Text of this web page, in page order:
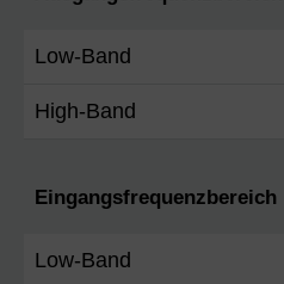
Low-Band
High-Band
Eingangsfrequenzbereich
Low-Band